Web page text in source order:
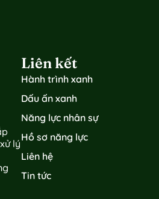
lý
Liên kết
Hành trình xanh
Dấu ấn xanh
Năng lực nhân sự
Hồ sơ năng lực
Liên hệ
Tin tức